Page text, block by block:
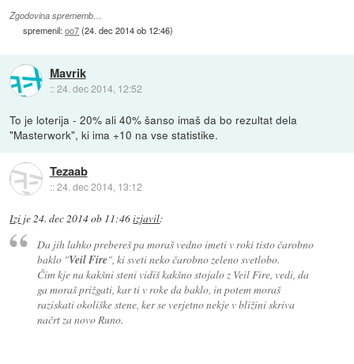
Zgodovina sprememb…
spremenil:oo7(24. dec 2014 ob 12:46)
Mavrik
::24. dec 2014, 12:52
To je loterija - 20% ali 40% šanso imaš da bo rezultat dela
"Masterwork", ki ima +10 na vse statistike.
Tezaab
::24. dec 2014, 13:12
Izi je 24. dec 2014 ob 11:46izjavil:
Da jih lahko prebereš pa moraš vedno imeti v roki tisto čarobno
baklo "Veil Fire", ki sveti neko čarobno zeleno svetlobo.
Čim kje na kakšni steni vidiš kakšno stojalo z Veil Fire, vedi, da
ga moraš prižgati, kar ti v roke da baklo, in potem moraš
raziskati okoliške stene, ker se verjetno nekje v bližini skriva
načrt za novo Runo.